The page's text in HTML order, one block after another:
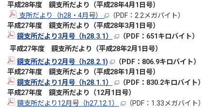
平成28年度 鏡支所だより（平成28年4月1日号）
支所だより（h28・4月号）
（PDF：2.2メガバイト）
平成27年度 鏡支所だより（平成28年3月1日号）
鏡支所だより3月号（h28.3.1）
（PDF：651キロバイト）
平成27年度 鏡支所だより（平成28年2月1日号）
鏡支所だより2月号（h28.2.1)
（PDF：806.9キロバイト）
平成27年度 鏡支所だより（平成28年1月1日号）
鏡支所だより1月号（h28.1.1）
（PDF：830.2キロバイト）
平成27年度 鏡支所だより（12月1日号）
鏡支所だより12月号（h27.12.1）
（PDF：1.33メガバイト）